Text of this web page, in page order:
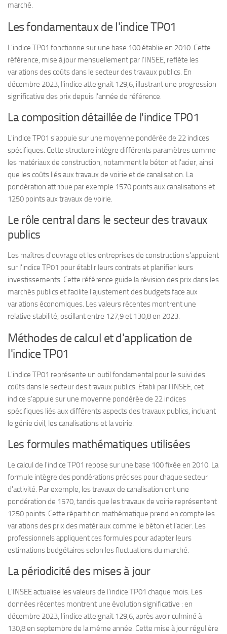
marché.
Les fondamentaux de l'indice TP01
L'indice TP01 fonctionne sur une base 100 établie en 2010. Cette
référence, mise à jour mensuellement par l'INSEE, reflète les
variations des coûts dans le secteur des travaux publics. En
décembre 2023, l'indice atteignait 129,6, illustrant une progression
significative des prix depuis l'année de référence.
La composition détaillée de l'indice TP01
L'indice TP01 s'appuie sur une moyenne pondérée de 22 indices
spécifiques. Cette structure intègre différents paramètres comme
les matériaux de construction, notamment le béton et l'acier, ainsi
que les coûts liés aux travaux de voirie et de canalisation. La
pondération attribue par exemple 1570 points aux canalisations et
1250 points aux travaux de voirie.
Le rôle central dans le secteur des travaux
publics
Les maîtres d'ouvrage et les entreprises de construction s'appuient
sur l'indice TP01 pour établir leurs contrats et planifier leurs
investissements. Cette référence guide la révision des prix dans les
marchés publics et facilite l'ajustement des budgets face aux
variations économiques. Les valeurs récentes montrent une
relative stabilité, oscillant entre 127,9 et 130,8 en 2023.
Méthodes de calcul et d'application de
l'indice TP01
L'indice TP01 représente un outil fondamental pour le suivi des
coûts dans le secteur des travaux publics. Établi par l'INSEE, cet
indice s'appuie sur une moyenne pondérée de 22 indices
spécifiques liés aux différents aspects des travaux publics, incluant
le génie civil, les canalisations et la voirie.
Les formules mathématiques utilisées
Le calcul de l'indice TP01 repose sur une base 100 fixée en 2010. La
formule intègre des pondérations précises pour chaque secteur
d'activité. Par exemple, les travaux de canalisation ont une
pondération de 1570, tandis que les travaux de voirie représentent
1250 points. Cette répartition mathématique prend en compte les
variations des prix des matériaux comme le béton et l'acier. Les
professionnels appliquent ces formules pour adapter leurs
estimations budgétaires selon les fluctuations du marché.
La périodicité des mises à jour
L'INSEE actualise les valeurs de l'indice TP01 chaque mois. Les
données récentes montrent une évolution significative : en
décembre 2023, l'indice atteignait 129,6, après avoir culminé à
130,8 en septembre de la même année. Cette mise à jour régulière